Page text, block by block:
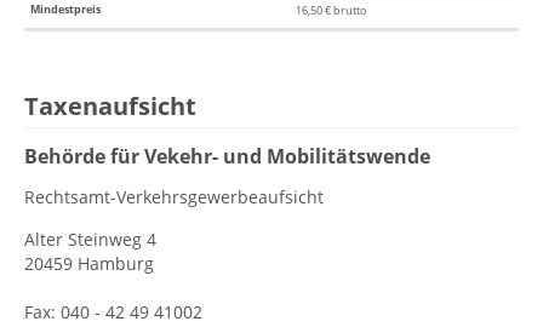
Mindestpreis 16,50 € brutto
Taxenaufsicht
Behörde für Vekehr- und Mobilitätswende
Rechtsamt-Verkehrsgewerbeaufsicht
Alter Steinweg 4
20459 Hamburg
Fax: 040 - 42 49 41002